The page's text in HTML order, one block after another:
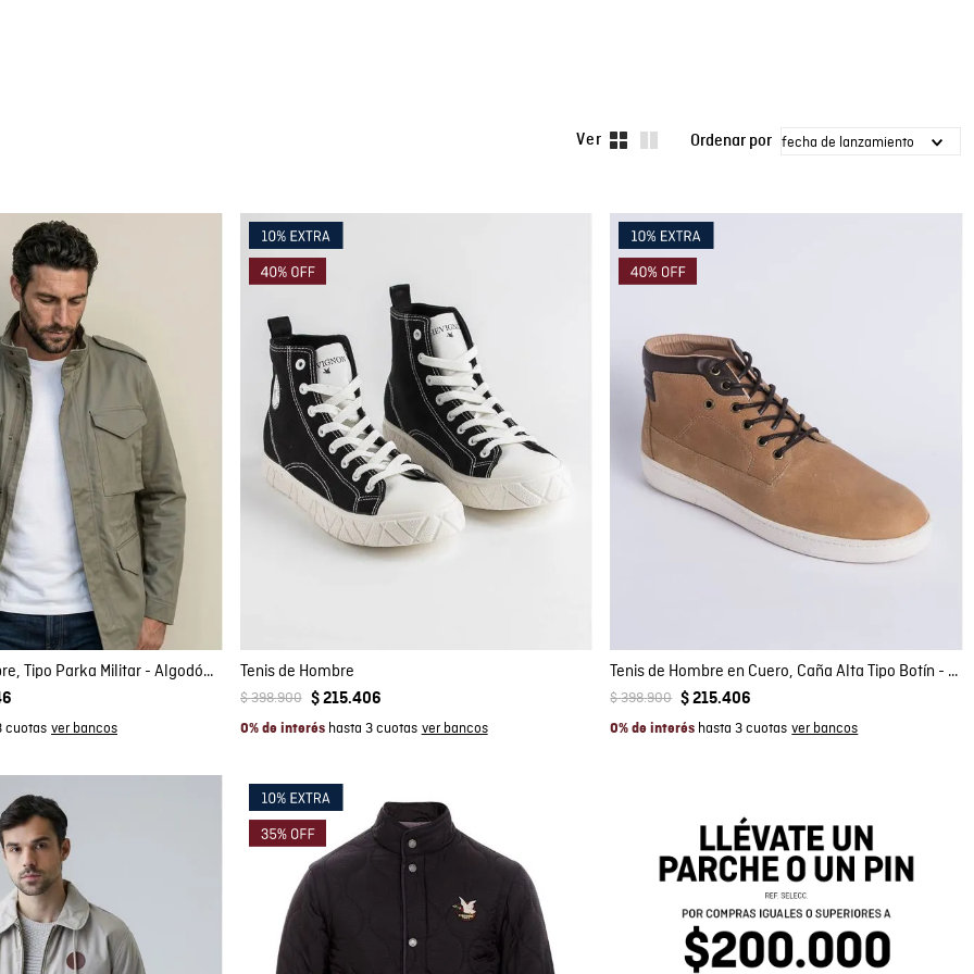
fecha de lanzamiento
rápida
AL CARRITO
L XL XXL
Chaqueta de Hombre, Tipo Parka Militar - Algodón + Elastano
cuotas
Compra rápida
Tenis de Hombre
$398.900 $ 215.406
0% de interéshasta 3 cuotas
Compra rápida
Tenis de Hombre en Cuero, Caña Alta Tipo Botín - Combinación de Cueros
$398.900 $ 215.406
0% de interés hasta 3 cuotas